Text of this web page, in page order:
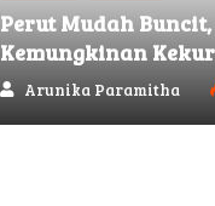
Perut Mudah
Kemungkinan
Arunika Paramitha